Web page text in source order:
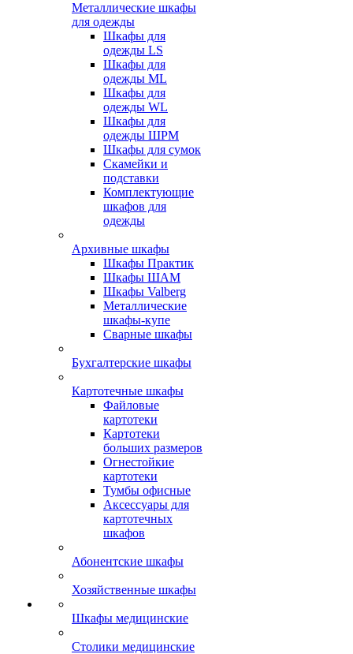
Металлические шкафы
для одежды
Шкафы для
одежды LS
Шкафы для
одежды ML
Шкафы для
одежды WL
Шкафы для
одежды ШРМ
Шкафы для сумок
Скамейки и
подставки
Комплектующие
шкафов для
одежды
Архивные шкафы
Шкафы Практик
Шкафы ШАМ
Шкафы Valberg
Металлические
шкафы-купе
Сварные шкафы
Бухгалтерские шкафы
Картотечные шкафы
Файловые
картотеки
Картотеки
больших размеров
Огнестойкие
картотеки
Тумбы офисные
Аксессуары для
картотечных
шкафов
Абонентские шкафы
Хозяйственные шкафы
Шкафы медицинские
Столики медицинские